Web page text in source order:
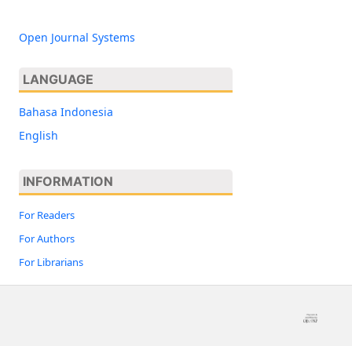
Open Journal Systems
LANGUAGE
Bahasa Indonesia
English
INFORMATION
For Readers
For Authors
For Librarians